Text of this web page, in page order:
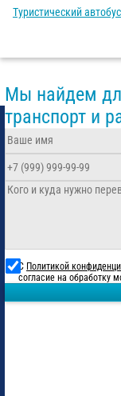
Туристический автобус
Мы найдем
транспорт и
С Политикой
согласие на обработку